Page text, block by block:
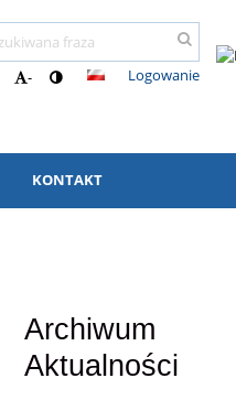
- Logowanie
KONTAKT
Archiwum
Aktualności